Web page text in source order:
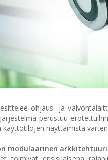
ohjaus- ja
perustuu
näyttämistä
modulaarinen arkkitehtuuri